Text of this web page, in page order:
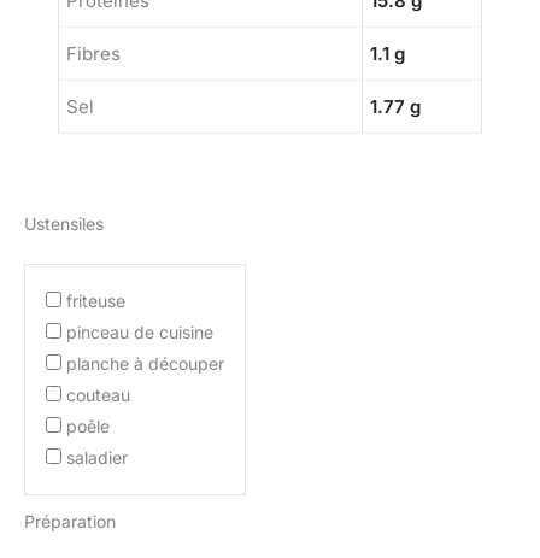
Fibres 1.1 g
Sel 1.77 g
Ustensiles
friteuse
pinceau de cuisine
planche à découper
couteau
poêle
saladier
Préparation